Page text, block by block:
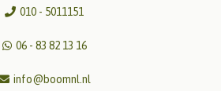
010 - 5011151
06 - 83 82 13 16
info@boomnl.nl